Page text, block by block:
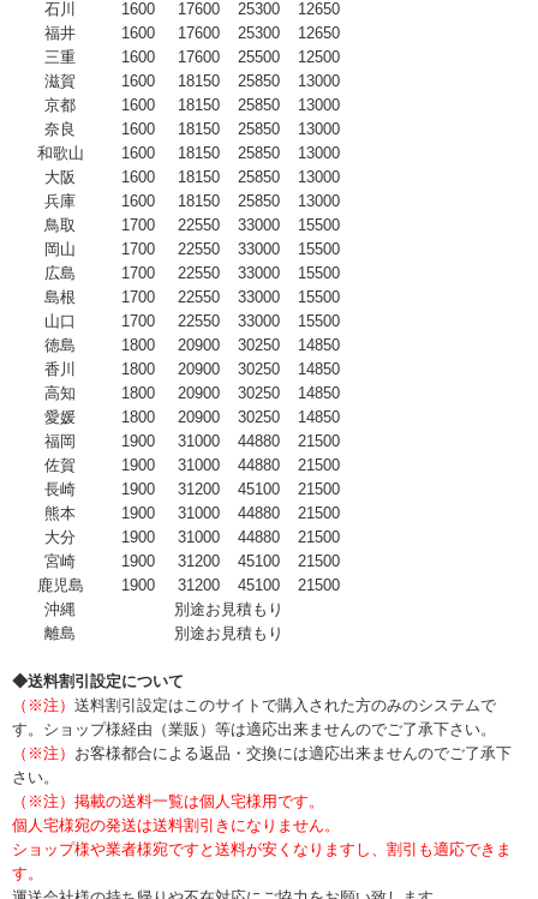
石川
1600 17600 25300
12650
福井
1600 17600 25300
12650
三重
1600 17600 25500
12500
滋賀
1600 18150 25850
13000
京都
1600 18150 25850
13000
奈良
1600 18150 25850
13000
和歌山
1600 18150 25850
13000
大阪
1600 18150 25850
13000
兵庫
1600 18150 25850
13000
鳥取
1700 22550 33000
15500
岡山
1700 22550 33000
15500
広島
1700 22550 33000
15500
島根
1700 22550 33000
15500
山口
1700 22550 33000
15500
徳島
1800 20900 30250
14850
香川
1800 20900 30250
14850
高知
1800 20900 30250
14850
愛媛
1800 20900 30250
14850
福岡
1900 31000 44880
21500
佐賀
1900 31000 44880
21500
長崎
1900 31200 45100
21500
熊本
1900 31000 44880
21500
大分
1900 31000 44880
21500
宮崎
1900 31200 45100
21500
鹿児島
1900 31200 45100
21500
沖縄
別途お見積もり
離島
別途お見積もり
◆送料割引設定について
（※注） 送料割引設定はこのサイトで購入された方のみのシステムで
す。ショップ様経由（業販）等は適応出来ませんのでご了承下さい。
（※注） お客様都合による返品・交換には適応出来ませんのでご了承下
さい。
（※注）掲載の送料一覧は個人宅様用です。
個人宅様宛の発送は送料割引きになりません。
ショップ様や業者様宛ですと送料が安くなりますし、割引も適応できま
す。